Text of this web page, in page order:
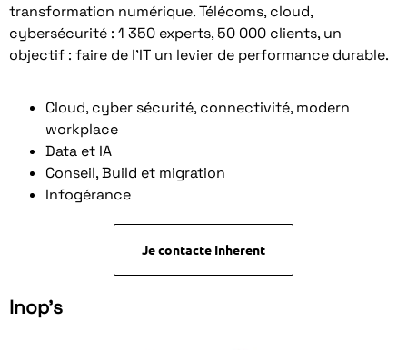
transformation numérique. Télécoms, cloud,
cybersécurité : 1 350 experts, 50 000 clients, un
objectif : faire de l’IT un levier de performance durable.
Cloud, cyber sécurité, connectivité, modern
workplace
Data et IA
Conseil, Build et migration
Infogérance
Je contacte Inherent
Inop's